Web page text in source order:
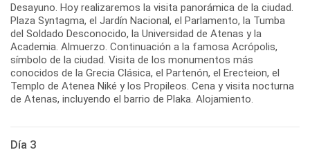
Desayuno. Hoy realizaremos la visita panorámica de la ciudad.
Plaza Syntagma, el Jardín Nacional, el Parlamento, la Tumba
del Soldado Desconocido, la Universidad de Atenas y la
Academia. Almuerzo. Continuación a la famosa Acrópolis,
símbolo de la ciudad. Visita de los monumentos más
conocidos de la Grecia Clásica, el Partenón, el Erecteion, el
Templo de Atenea Niké y los Propileos. Cena y visita nocturna
de Atenas, incluyendo el barrio de Plaka. Alojamiento.
Día 3